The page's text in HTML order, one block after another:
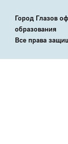
Город Глазов
образования
Все права